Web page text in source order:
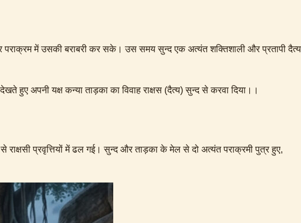
में उसकी बराबरी कर सके। उस समय सुन्द एक अत्यंत शक्तिशाली और प्रतापी दैत्य
अपनी यक्ष कन्या ताड़का का विवाह राक्षस (दैत्य) सुन्द से करवा दिया।।
राक्षसी प्रवृत्तियों में ढल गई। सुन्द और ताड़का के मेल से दो अत्यंत पराक्रमी पुत्र हुए,